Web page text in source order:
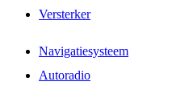
Versterker
Navigatiesysteem
Autoradio